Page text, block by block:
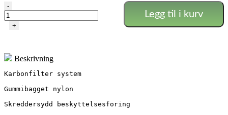
Stowaway
antall
-
+
Legg til i kurv
Beskrivning
Karbonfilter system
Gummibagget nylon
Skreddersydd beskyttelsesforing